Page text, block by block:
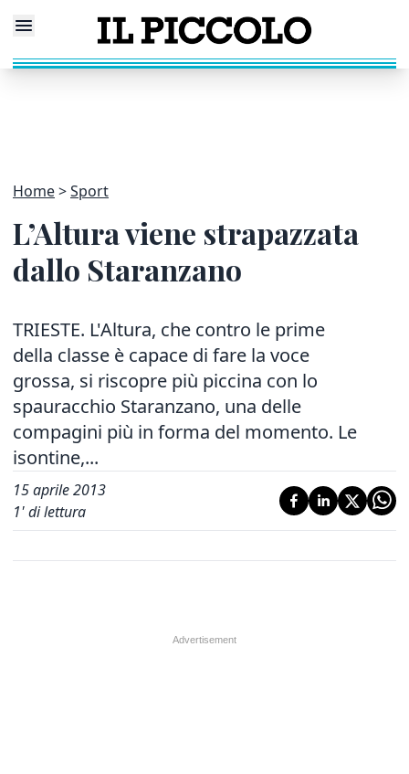
Home Sport
L’Altura viene strapazzata
dallo Staranzano
TRIESTE. L'Altura, che contro le prime
della classe è capace di fare la voce
grossa, si riscopre più piccina con lo
spauracchio Staranzano, una delle
compagini più in forma del momento. Le
isontine,...
15 aprile 2013
1' di lettura